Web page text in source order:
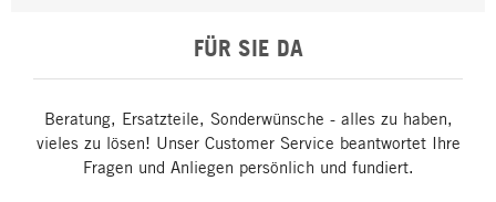
FÜR SIE DA
Beratung, Ersatzteile, Sonderwünsche - alles zu haben,
vieles zu lösen! Unser Customer Service beantwortet Ihre
Fragen und Anliegen persönlich und fundiert.